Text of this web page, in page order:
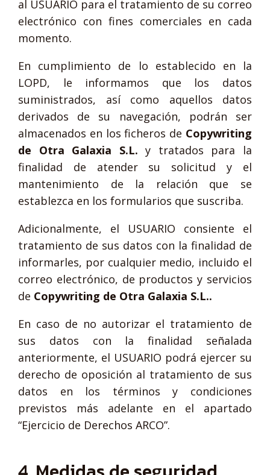
al USUARIO para el tratamiento de su correo
electrónico con fines comerciales en cada
momento.
En cumplimiento de lo establecido en la
LOPD, le informamos que los datos
suministrados, así como aquellos datos
derivados de su navegación, podrán ser
almacenados en los ficheros de Copywriting
de Otra Galaxia S.L. y tratados para la
finalidad de atender su solicitud y el
mantenimiento de la relación que se
establezca en los formularios que suscriba.
Adicionalmente, el USUARIO consiente el
tratamiento de sus datos con la finalidad de
informarles, por cualquier medio, incluido el
correo electrónico, de productos y servicios
de Copywriting de Otra Galaxia S.L..
En caso de no autorizar el tratamiento de
sus datos con la finalidad señalada
anteriormente, el USUARIO podrá ejercer su
derecho de oposición al tratamiento de sus
datos en los términos y condiciones
previstos más adelante en el apartado
“Ejercicio de Derechos ARCO”.